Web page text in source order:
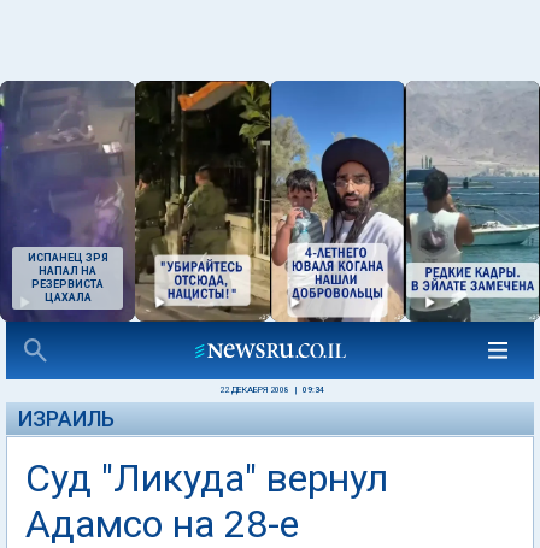
ИСПАНЕЦ ЗРЯ
НАПАЛ НА
РЕЗЕРВИСТА
ЦАХАЛА
22 ДЕКАБРЯ 2008 09:34
ИЗРАИЛЬ
Суд "Ликуда" вернул
Адамсо на 28-е